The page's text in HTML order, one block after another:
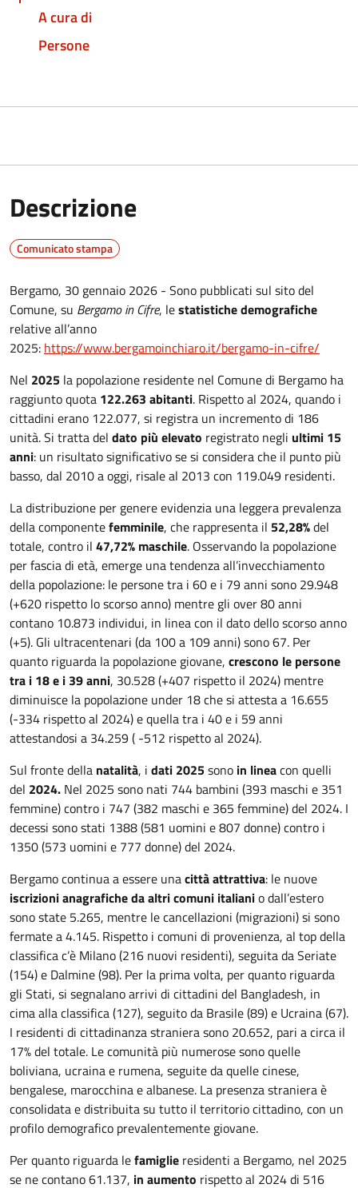
A cura di
Persone
Descrizione
Comunicato stampa
Bergamo, 30 gennaio 2026 - Sono pubblicati sul sito del
Comune, su Bergamo in Cifre, lestatistiche demografiche
relative all’anno
2025: https://www.bergamoinchiaro.it/bergamo-in-cifre/
Nel 2025 la popolazione residente nel Comune di Bergamo ha
raggiunto quota 122.263 abitanti. Rispetto al 2024, quando i
cittadini erano 122.077, si registra un incremento di 186
unità. Si tratta del dato più elevato registrato negli ultimi 15
anni: un risultato significativo se si considera che il punto più
basso, dal 2010 a oggi, risale al 2013 con 119.049 residenti.
La distribuzione per genere evidenzia una leggera prevalenza
della componentefemminile, che rappresenta il 52,28%del
totale, contro il 47,72% maschile. Osservando la popolazione
per fascia di età, emerge una tendenza all’invecchiamento
della popolazione: le persone tra i 60 e i 79 anni sono 29.948
(+620 rispetto lo scorso anno) mentre gli over 80 anni
contano 10.873 individui, in linea con il dato dello scorso anno
(+5). Gli ultracentenari (da 100 a 109 anni) sono 67. Per
quanto riguarda la popolazione giovane, crescono le persone
tra i 18 e i 39 anni, 30.528 (+407 rispetto il 2024) mentre
diminuisce la popolazione under 18 che si attesta a 16.655
(-334 rispetto al 2024) e quella tra i 40 e i 59 anni
attestandosi a 34.259 ( -512 rispetto al 2024).
Sul fronte della natalità, i dati 2025sono in lineacon quelli
del 2024. Nel 2025 sono nati 744 bambini (393 maschi e 351
femmine) contro i 747 (382 maschi e 365 femmine) del 2024. I
decessi sono stati 1388 (581 uomini e 807 donne) contro i
1350 (573 uomini e 777 donne) del 2024.
Bergamo continua a essere unacittà attrattiva: le nuove
iscrizioni anagrafiche da altri comuni italianio dall’estero
sono state 5.265, mentre le cancellazioni (migrazioni) si sono
fermate a 4.145. Rispetto i comuni di provenienza, al top della
classifica c’è Milano (216 nuovi residenti), seguita da Seriate
(154) e Dalmine (98). Per la prima volta, per quanto riguarda
gli Stati, si segnalano arrivi di cittadini del Bangladesh, in
cima alla classifica (127), seguito da Brasile (89) e Ucraina (67).
I residenti di cittadinanza straniera sono 20.652, pari a circa il
17% del totale. Le comunità più numerose sono quelle
boliviana, ucraina e rumena, seguite da quelle cinese,
bengalese, marocchina e albanese. La presenza straniera è
consolidata e distribuita su tutto il territorio cittadino, con un
profilo demografico prevalentemente giovane.
Per quanto riguarda lefamiglie residenti a Bergamo, nel 2025
se ne contano 61.137, in aumento rispetto al 2024 di 516